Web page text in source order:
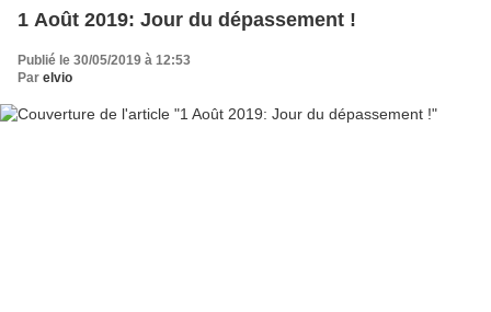
1 Août 2019: Jour du dépassement !
Publié le 30/05/2019 à 12:53
Par elvio